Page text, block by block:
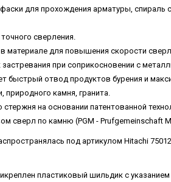
для прохождения арматуры,
сверления.
для повышения скорости
при соприкосновении с
быстрый отвод продуктов бурения и
природного камня, гранита.
на основании патентованной
сверл по камню (PGM - Prufgemeinschaft
под артикулом Hitachi
пластиковый шильдик с